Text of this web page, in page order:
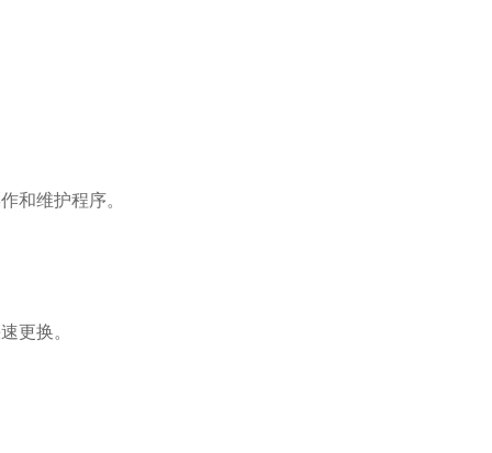
和维护程序。
更换。